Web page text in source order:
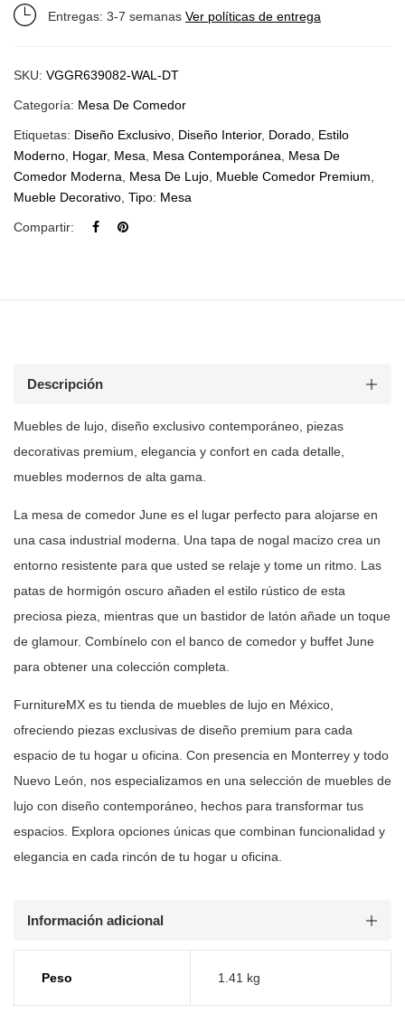
Entregas: 3-7 semanas Ver políticas de entrega
SKU: VGGR639082-WAL-DT
Categoría: Mesa De Comedor
Etiquetas: Diseño Exclusivo Diseño Interior, Dorado Estilo
Moderno Hogar, Mesa Mesa Contemporánea
Mesa De
Comedor Moderna
Mesa De Lujo Mueble Comedor Premium
Mueble Decorativo Tipo: Mesa
Compartir:
Descripción
Muebles de lujo, diseño exclusivo contemporáneo, piezas
decorativas premium, elegancia y confort en cada detalle,
muebles modernos de alta gama.
La mesa de comedor June es el lugar perfecto para alojarse en
una casa industrial moderna. Una tapa de nogal macizo crea un
entorno resistente para que usted se relaje y tome un ritmo. Las
patas de hormigón oscuro añaden el estilo rústico de esta
preciosa pieza, mientras que un bastidor de latón añade un toque
de glamour. Combínelo con el banco de comedor y buffet June
para obtener una colección completa.
FurnitureMX es tu tienda de muebles de lujo en México,
ofreciendo piezas exclusivas de diseño premium para cada
espacio de tu hogar u oficina. Con presencia en Monterrey y todo
Nuevo León, nos especializamos en una selección de muebles de
lujo con diseño contemporáneo, hechos para transformar tus
espacios. Explora opciones únicas que combinan funcionalidad y
elegancia en cada rincón de tu hogar u oficina.
Información adicional
Peso 1.41 kg